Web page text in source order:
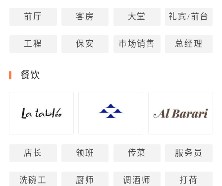
前厅 客房 大堂 礼宾/前台
工程 保安 市场销售 总经理
餐饮
店长 领班 传菜 服务员
洗碗工 厨师 调酒师 打荷